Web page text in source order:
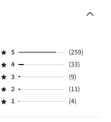
Ocena
5,
ilość
głosów
259.
5
(259)
Ocena
4,
ilość
głosów
4
(33)
Ocena
3,
ilość
3
(9)
Ocena
2,
2
(11)
Ocena
1,
1 (4)